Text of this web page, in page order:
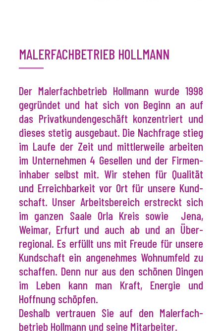
MALERFACHBETRIEB HOLLMANN
Der Malerfachbetrieb Holl­mann wurde 1998
gegründet und hat sich von Beginn an auf
das Privat­kunden­geschäft konzen­triert und
dieses stetig aus­gebaut. Die Nach­frage stieg
im Laufe der Zeit und mittler­weile arbeiten
im Unter­nehmen 4 Gesellen und der Firmen­
inhaber selbst mit. Wir stehen für Qualität
und Erreich­bar­keit vor Ort für unsere Kund­
schaft. Unser Arbeits­bereich erstreckt sich
im ganzen Saale Orla Kreis sowie Jena,
Weimar, Erfurt und auch ab und an Über­
regional. Es erfüllt uns mit Freude für unsere
Kund­schaft ein angenehmes Wohn­umfeld zu
schaffen. Denn nur aus den schönen Dingen
im Leben kann man Kraft, Energie und
Hoffnung schöpfen.
Deshalb vertrauen Sie auf den Maler­fach­